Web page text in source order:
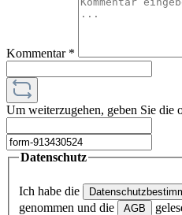
Kommentar *
Um weiterzugehen, geben Sie die
Datenschutz
Ich habe die
genommen und die
AGB